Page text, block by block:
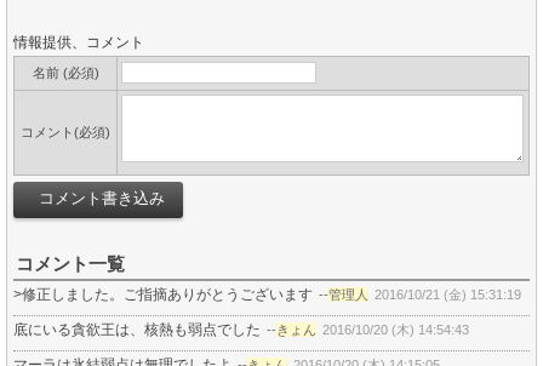
情報提供、コメント
名前 (必須)
コメント(必須)
コメント一覧
>修正しました。ご指摘ありがとうございます --管理人 2016/10/21 (金) 15:31:19
底にいる貪欲王は、核熱も弱点でした -- きょん 2016/10/20 (木) 14:54:43